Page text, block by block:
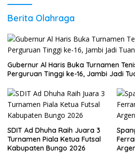
Berita Olahraga
Gubernur Al Haris Buka Turnamen
Perguruan Tinggi ke-16, Jambi Jadi
SDIT Ad Dhuha Raih Juara 3
Turnamen Piala Ketua Futsal
Kabupaten Bungo 2026